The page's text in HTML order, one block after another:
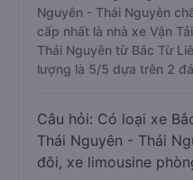
Nguyên - Thái Nguyên
cấp nhất là nhà xe Vận
Thái Nguyên từ Bắc Từ
lượng là 5/5 dựa trên 2
Câu hỏi: Có loại xe
Thái Nguyên - Thái
đôi, xe limousine